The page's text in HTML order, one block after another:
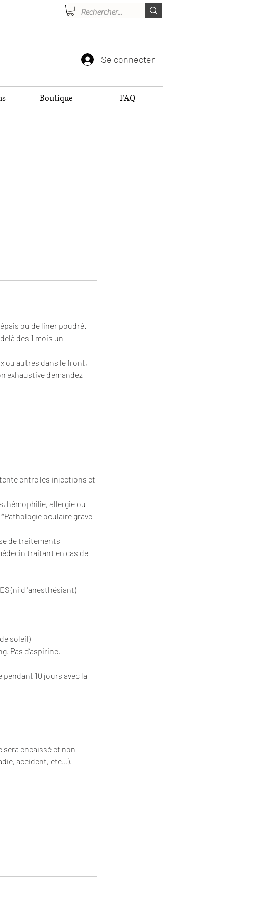
Se connecter
Boutique FAQ
ou de liner poudré.
des 1 mois un
ou autres dans le front,
exhaustive demandez
entre les injections et
hémophilie, allergie ou
oculaire grave
de traitements
traitant en cas de
(ni d 'anesthésiant)
soleil)
Pas d’aspirine.
10 jours avec la
sera encaissé et non
accident, etc...).